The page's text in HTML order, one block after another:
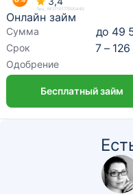
Лиц. №2110177000440
Онлайн займ
Сумма до 49
Срок 7 –
Одобрение
Бесплатный займ